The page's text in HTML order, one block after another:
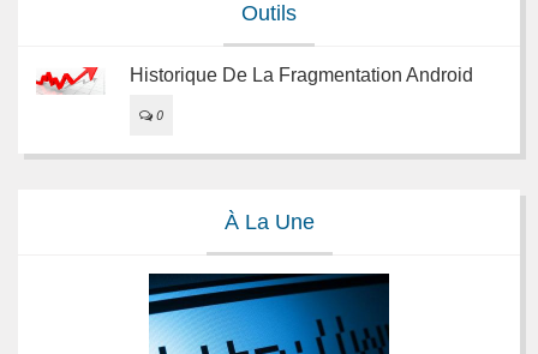
Outils
Historique De La Fragmentation Android
0
À La Une